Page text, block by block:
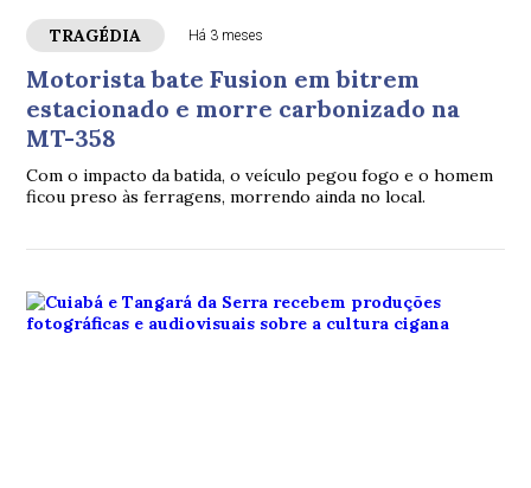
TRAGÉDIA Há 3 meses
Motorista bate Fusion em bitrem
estacionado e morre carbonizado na
MT-358
Com o impacto da batida, o veículo pegou fogo e o homem
ficou preso às ferragens, morrendo ainda no local.